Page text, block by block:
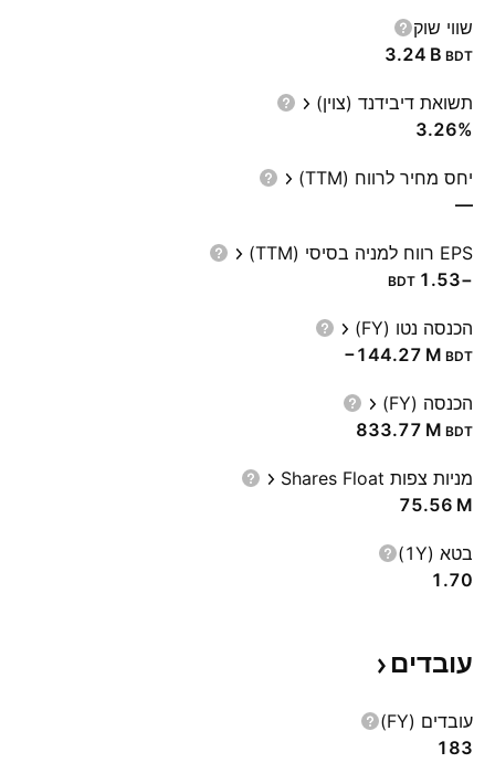
שווי שוק
‪3.24 B‬ BDT
תשואת דיבידנד (צוין)
3.26%
יחס מחיר לרווח (TTM)
—
EPS רווח למניה בסיסי (TTM)
−1.53
BDT
הכנסה נטו (FY)
‪−144.27 M‬ BDT
הכנסה (FY)
‪833.77 M‬ BDT
מניות צפות Shares Float
‪75.56 M‬
בטא (1Y)
1.70
עובדים
עובדים (FY)
183